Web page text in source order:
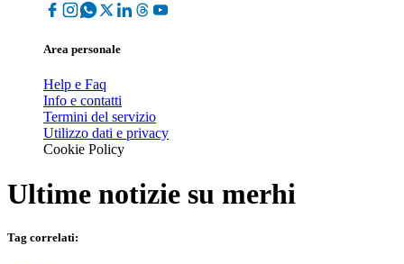
Area personale
Help e Faq
Info e contatti
Termini del servizio
Utilizzo dati e privacy
Cookie Policy
Ultime notizie su merhi
Tag correlati: